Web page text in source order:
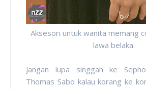
Aksesori untuk wanita memang
lawa belaka.
Jangan lupa singgah ke
Thomas Sabo kalau korang ke